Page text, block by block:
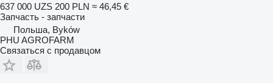
637 000 UZS 200 PLN ≈ 46,45 €
Запчасть - запчасти
Польша, Byków
PHU AGROFARM
Связаться с продавцом